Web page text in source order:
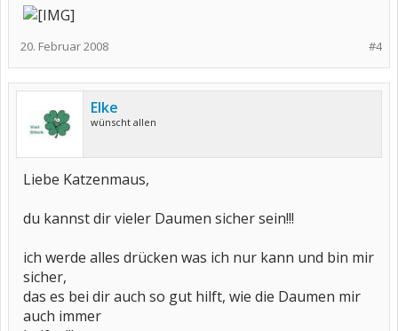
#4
20. Februar 2008
Elke
wünscht allen
Liebe Katzenmaus,
du kannst dir vieler Daumen sicher sein!!!
ich werde alles drücken was ich nur kann und bin mir
sicher,
das es bei dir auch so gut hilft, wie die Daumen mir
auch immer